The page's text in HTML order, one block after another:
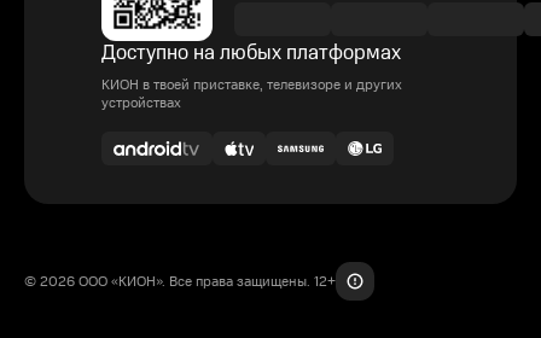
Доступно на любых платформах
КИОН в твоей приставке, телевизоре и других
устройствах
© 2026 ООО «КИОН». Все права защищены. 12+